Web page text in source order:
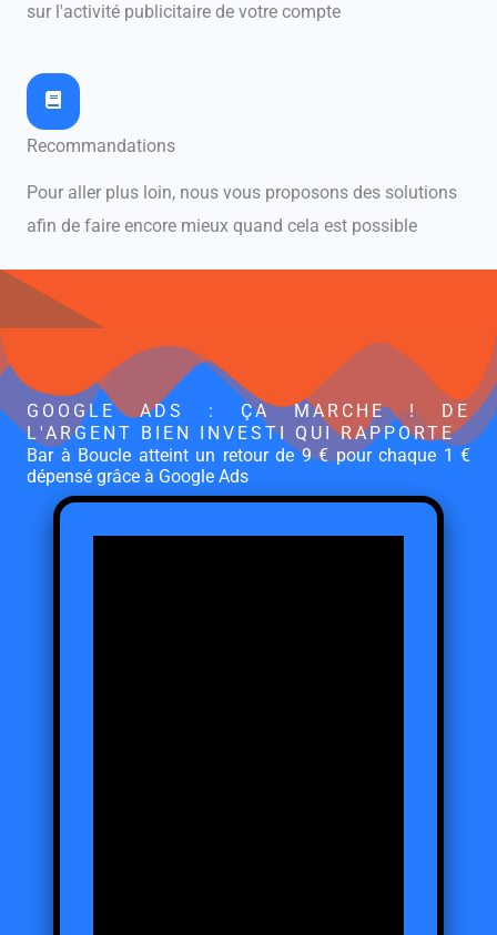
sur l'activité publicitaire de votre compte
Recommandations
Pour aller plus loin, nous vous proposons des solutions
afin de faire encore mieux quand cela est possible
GOOGLE ADS : ÇA MARCHE ! DE
L'ARGENT BIEN INVESTI QUI RAPPORTE
Bar à Boucle atteint un retour de 9 € pour chaque 1 €
dépensé grâce à Google Ads